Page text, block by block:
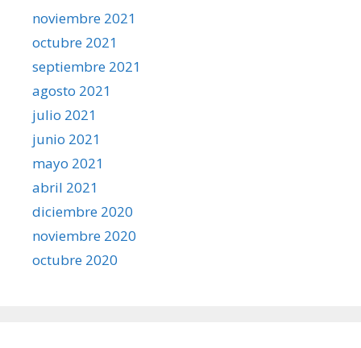
noviembre 2021
octubre 2021
septiembre 2021
agosto 2021
julio 2021
junio 2021
mayo 2021
abril 2021
diciembre 2020
noviembre 2020
octubre 2020